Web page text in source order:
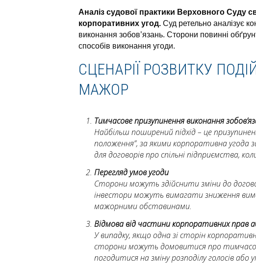
Аналіз судової практики Верховного Суду
корпоративних угод. Суд ретельно аналізує
виконання зобов’язань. Сторони повинні
способів виконання угоди.
СЦЕНАРІЇ РОЗВИТКУ
МАЖОР
Тимчасове призупинення виконання
Найбільш поширений підхід – це
положення”, за якими корпоративна угода
для договорів про спільні підприємства,
Перегляд умов угоди
Сторони можуть здійснити зміни до
інвестори можуть вимагати зниження
мажорними обставинами.
Відмова від частини корпоративних прав
У випадку, якщо одна зі сторін
сторони можуть домовитися про
погодитися на зміну розподілу голосів